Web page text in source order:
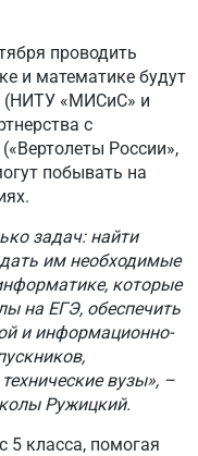
проводить
и математике будут
(НИТУ «МИСиС» и
с
России»,
побывать на
задач: найти
им необходимые
которые
на ЕГЭ, обеспечить
и информационно-
вузы», –
Ружицкий.
5 класса, помогая